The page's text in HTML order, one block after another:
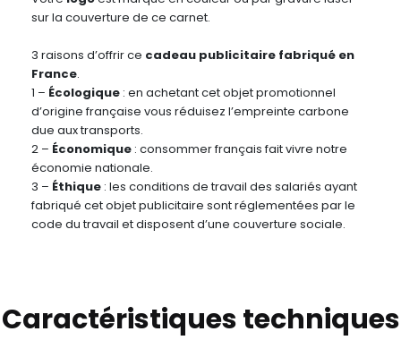
sur la couverture de ce carnet.
3 raisons d’offrir ce cadeau publicitaire fabriqué en
France.
1 – Écologique : en achetant cet objet promotionnel
d’origine française vous réduisez l’empreinte carbone
due aux transports.
2 – Économique : consommer français fait vivre notre
économie nationale.
3 – Éthique : les conditions de travail des salariés ayant
fabriqué cet objet publicitaire sont réglementées par le
code du travail et disposent d’une couverture sociale.
Caractéristiques techniques